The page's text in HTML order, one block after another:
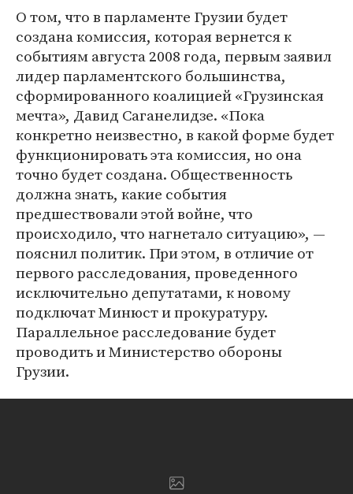
О том, что в парламенте Грузии будет
создана комиссия, которая вернется к
событиям августа 2008 года, первым заявил
лидер парламентского большинства,
сформированного коалицией «Грузинская
мечта», Давид Саганелидзе. «Пока
конкретно неизвестно, в какой форме будет
функционировать эта комиссия, но она
точно будет создана. Общественность
должна знать, какие события
предшествовали этой войне, что
происходило, что нагнетало ситуацию», —
пояснил политик. При этом, в отличие от
первого расследования, проведенного
исключительно депутатами, к новому
подключат Минюст и прокуратуру.
Параллельное расследование будет
проводить и Министерство обороны
Грузии.